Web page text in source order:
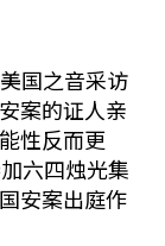
国之音采访
案的证人亲
性反而更
六四烛光集
安案出庭作